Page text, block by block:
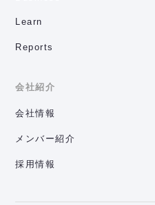
Learn
Reports
会社紹介
会社情報
メンバー紹介
採用情報